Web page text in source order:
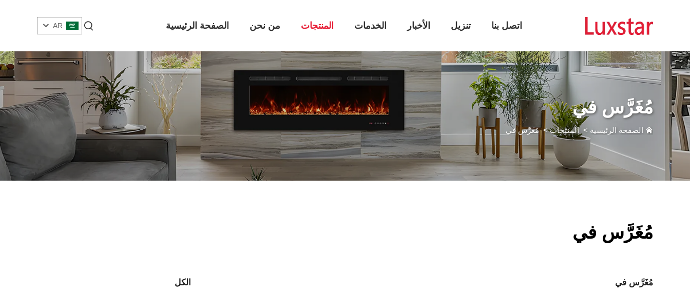
الصفحة الرئيسية من نحن المنتجات الخدمات الأخبار تنزيل اتصل بنا AR
مُغَرَّس في
الصفحة الرئيسية >المنتجات>مُغَرَّس في
مُغَرَّس في
الكل مُغَرَّس في